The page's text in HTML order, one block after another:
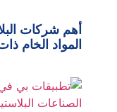
أهم شركات
المواد الخام